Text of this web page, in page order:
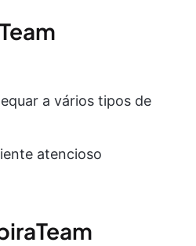
a vários tipos de
atencioso